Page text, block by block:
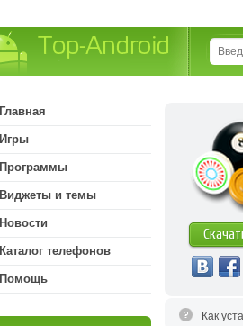
Как
Главная
Игры
Программы
Виджеты и темы
Новости
Каталог телефонов
Помощь